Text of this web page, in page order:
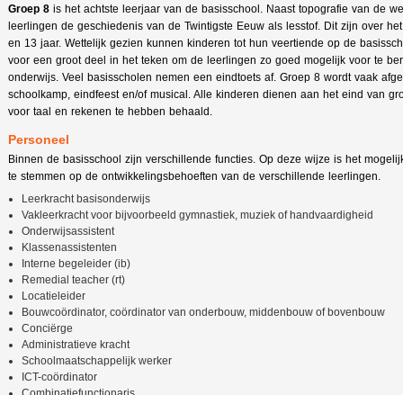
Groep 8 is het achtste leerjaar van de basisschool. Naast topografie van de
leerlingen de geschiedenis van de Twintigste Eeuw als lesstof. Dit zijn over
en 13 jaar. Wettelijk gezien kunnen kinderen tot hun veertiende op de
voor een groot deel in het teken om de leerlingen zo goed mogelijk voor te
onderwijs. Veel basisscholen nemen een eindtoets af. Groep 8 wordt vaak
schoolkamp, eindfeest en/of musical. Alle kinderen dienen aan het eind van
voor taal en rekenen te hebben behaald.
Personeel
Binnen de basisschool zijn verschillende functies. Op deze wijze is het
te stemmen op de ontwikkelingsbehoeften van de verschillende leerlingen.
Leerkracht basisonderwijs
Vakleerkracht voor bijvoorbeeld gymnastiek, muziek of handvaardigheid
Onderwijsassistent
Klassenassistenten
Interne begeleider (ib)
Remedial teacher (rt)
Locatieleider
Bouwcoördinator, coördinator van onderbouw, middenbouw of bovenbouw
Conciërge
Administratieve kracht
Schoolmaatschappelijk werker
ICT-coördinator